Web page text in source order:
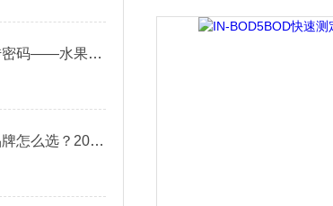
果皮之下隐藏的遗传密码——水果表型分析仪原理与种质资源评价应用
叶绿素真值测定仪品牌怎么选？2026年技术趋势与应用边界